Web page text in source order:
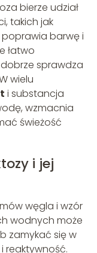
bierze udział
takich jak
poprawia barwę i
łatwo
sprawdza
wielu
i substancja
wzmacnia
świeżość
i jej
węgla i wzór
wodnych może
zamykać się w
reaktywność.